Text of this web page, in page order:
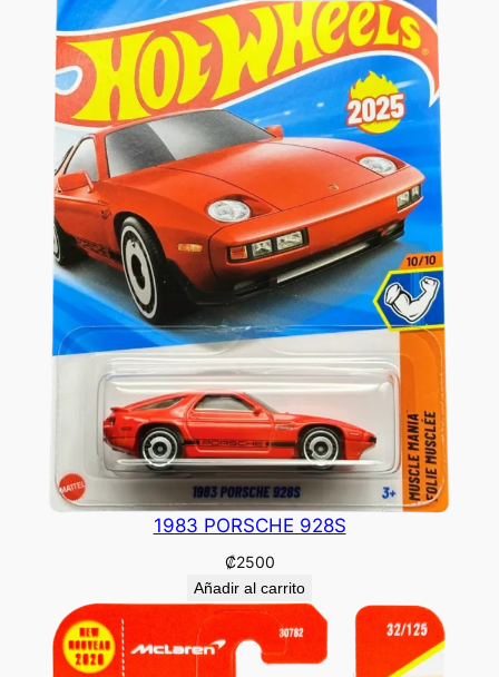
1983 PORSCHE 928S
₡2500
Añadir al carrito